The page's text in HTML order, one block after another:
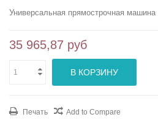
Универсальная прямострочная машина
35 965,87 руб
В КОРЗИНУ
Печать Add to Compare